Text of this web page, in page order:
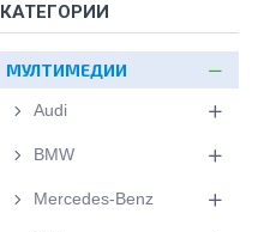
КАТЕГОРИИ
МУЛТИМЕДИИ
Audi
BMW
Mercedes-Benz